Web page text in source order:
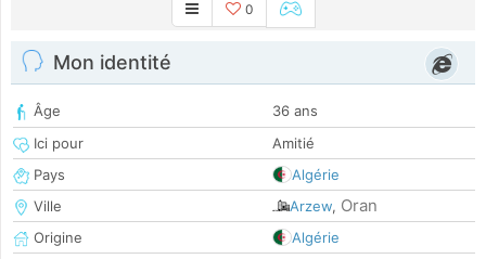
0
Mon identité
Âge
36 ans
Ici pour
Amitié
Pays
Algérie
Ville
Arzew, Oran
Origine
Algérie